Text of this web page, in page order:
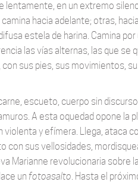
en un extremo
hacia adelante; otras,
estela de harina. Camina
las vías alternas, las que se
sus pies, sus movimientos,
escueto, cuerpo sin
A esta oquedad opone la
violenta y efímera. Llega, ataca
sus vellosidades,
Marianne revolucionaria sobre
un fotoasalto. Hasta el